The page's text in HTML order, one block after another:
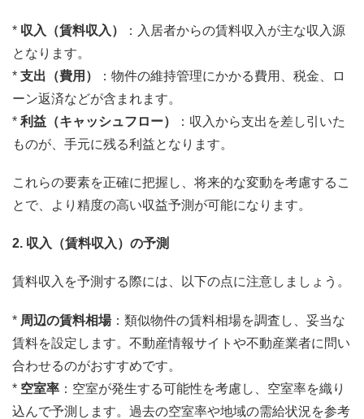
* 収入（賃料収入）
：入居者からの賃料収入が主な収入源
となります。
* 支出（費用）
：物件の維持管理にかかる費用、税金、ロ
ーン返済などが含まれます。
* 利益（キャッシュフロー）
：収入から支出を差し引いた
ものが、手元に残る利益となります。
これらの要素を正確に把握し、将来的な変動を考慮するこ
とで、より精度の高い収益予測が可能になります。
2. 収入（賃料収入）の予測
賃料収入を予測する際には、以下の点に注意しましょう。
* 周辺の賃料相場：類似物件の賃料相場を調査し、妥当な
賃料を設定します。不動産情報サイトや不動産業者に問い
合わせるのがおすすめです。
* 空室率 ：空室が発生する可能性を考慮し、空室率を織り
込んで予測します。過去の空室率や地域の需給状況を参考